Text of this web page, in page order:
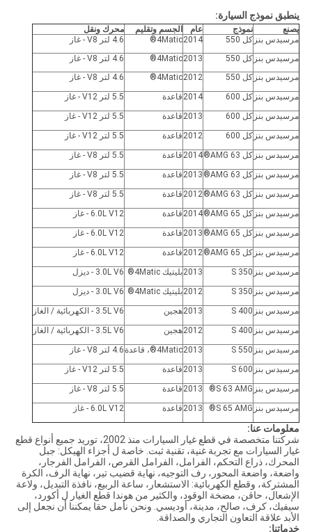
ينطبق نموذج السيارة:
يصنع نموذج عام الجسم وتقليم
محرك ونقل
مرسيدس بنز كل 550 2014
4Matic®
4.6 لتر V8 - غاز
مرسيدس بنز كل 550 2013
4Matic®
4.6 لتر V8 - غاز
مرسيدس بنز كل 550 2012
4Matic®
4.6 لتر V8 - غاز
مرسيدس بنز كل 600 2014 قاعدة
5.5 لتر V12 - غاز
مرسيدس بنز كل 600 2013 قاعدة
5.5 لتر V12 - غاز
مرسيدس بنز كل 600 2012 قاعدة
5.5 لتر V12 - غاز
مرسيدس بنز كل 63 AMG® 2014 قاعدة
5.5 لتر V8 - غاز
مرسيدس بنز كل 63 AMG® 2013 قاعدة
5.5 لتر V8 - غاز
مرسيدس بنز كل 63 AMG® 2012 قاعدة
5.5 لتر V8 - غاز
مرسيدس بنز كل 65 AMG® 2014 قاعدة
6.0L V12 - غاز
مرسيدس بنز كل 65 AMG® 2013 قاعدة
6.0L V12 - غاز
مرسيدس بنز كل 65 AMG® 2012 قاعدة
6.0L V12 - غاز
مرسيدس بنز S 350
2013بليتيك 4Matic®
3.0L V6 - ديزل
مرسيدس بنز S 350
2012بليتيك 4Matic®
3.0L V6 - ديزل
مرسيدس بنز S 400
2013هجين
3.5L V6 - الكهربائية / الغاز
مرسيدس بنز S 400
2012هجين
3.5L V6 - الكهربائية / الغاز
مرسيدس بنز S 550
20134Matic®، قاعدة
4.6 لتر V8 - غاز
مرسيدس بنز S 600
2013 قاعدة
5.5 لتر V12 - غاز
مرسيدس بنز S 63 AMG®
2013 قاعدة
5.5 لتر V8 - غاز
مرسيدس بنز S 65 AMG®
2013 قاعدة 6.0L V12 - غاز
معلومات عنا:
شركتنا متخصصة في قطع غيار السيارات منذ 2002، توريد جميع أنواع قطع
غيار السيارات مع تجربة غنية، تقنية ثبت. خاصة ل أجزاء الهيكل: جبل
المحرك، ذراع التحكم، الفرامل، الفرامل القرص، الفرامل الفرجار،
واضعة، واضعة المحور، رف التوجيه، نهاية قضيب تير، نهاية الرف، الكرة
المشتركة، وقطع الكهربائية: الاستشعار، ساعة الربيع، نافذة التبديل، ولاعة
الإشعال، حاقن، مضخة الوقود، والكثير من هوندا قطع الغيار ل أكورد،
سيفيك، كرف، صالح، مدينة، أوديسي. ونحن نأمل حقا يمكننا أن نجعل إلى
الأبد علاقة التعاون التجاري والصداقة.
خدماتنا: